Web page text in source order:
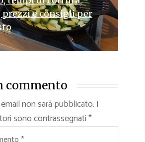
e consigli per
commento
non sarà pubblicato. I
sono contrassegnati*